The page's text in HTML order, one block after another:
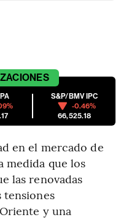
S&P/BMV IPC
-0.46%
66,525.18
en el mercado de
medida que los
las renovadas
tensiones
y una